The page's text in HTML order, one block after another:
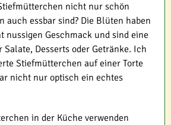
nicht nur schön
auch essbar sind? Die Blüten haben
nussigen Geschmack und sind eine
Desserts oder Getränke. Ich
Stiefmütterchen auf einer Torte
nicht nur optisch ein echtes
in der Küche verwenden